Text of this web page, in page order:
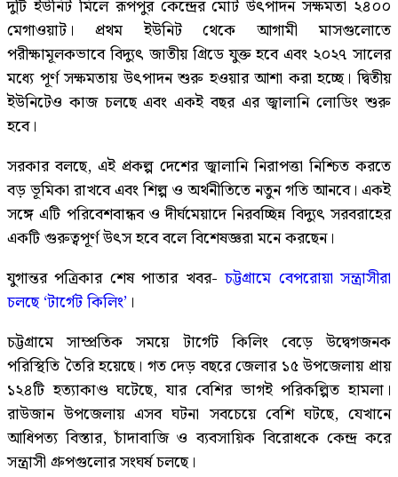
দুটি ইউনিট মিলে রূপপুর কেন্দ্রের মোট উৎপাদন সক্ষমতা ২৪০০
মেগাওয়াট। প্রথম ইউনিট থেকে আগামী মাসগুলোতে
পরীক্ষামূলকভাবে বিদ্যুৎ জাতীয় গ্রিডে যুক্ত হবে এবং ২০২৭ সালের
মধ্যে পূর্ণ সক্ষমতায় উৎপাদন শুরু হওয়ার আশা করা হচ্ছে। দ্বিতীয়
ইউনিটেও কাজ চলছে এবং একই বছর এর জ্বালানি লোডিং শুরু
হবে।
সরকার বলছে, এই প্রকল্প দেশের জ্বালানি নিরাপত্তা নিশ্চিত করতে
বড় ভূমিকা রাখবে এবং শিল্প ও অর্থনীতিতে নতুন গতি আনবে। একই
সঙ্গে এটি পরিবেশবান্ধব ও দীর্ঘমেয়াদে নিরবচ্ছিন্ন বিদ্যুৎ সরবরাহের
একটি গুরুত্বপূর্ণ উৎস হবে বলে বিশেষজ্ঞরা মনে করছেন।
যুগান্তর পত্রিকার শেষ পাতার খবর-চট্টগ্রামে বেপরোয়া সন্ত্রাসীরা
চলছে ‘টার্গেট কিলিং’ ।
চট্টগ্রামে সাম্প্রতিক সময়ে টার্গেট কিলিং বেড়ে উদ্বেগজনক
পরিস্থিতি তৈরি হয়েছে। গত দেড় বছরে জেলার ১৫ উপজেলায় প্রায়
১২৪টি হত্যাকাণ্ড ঘটেছে, যার বেশির ভাগই পরিকল্পিত হামলা।
রাউজান উপজেলায় এসব ঘটনা সবচেয়ে বেশি ঘটছে, যেখানে
আধিপত্য বিস্তার, চাঁদাবাজি ও ব্যবসায়িক বিরোধকে কেন্দ্র করে
সন্ত্রাসী গ্রুপগুলোর সংঘর্ষ চলছে।